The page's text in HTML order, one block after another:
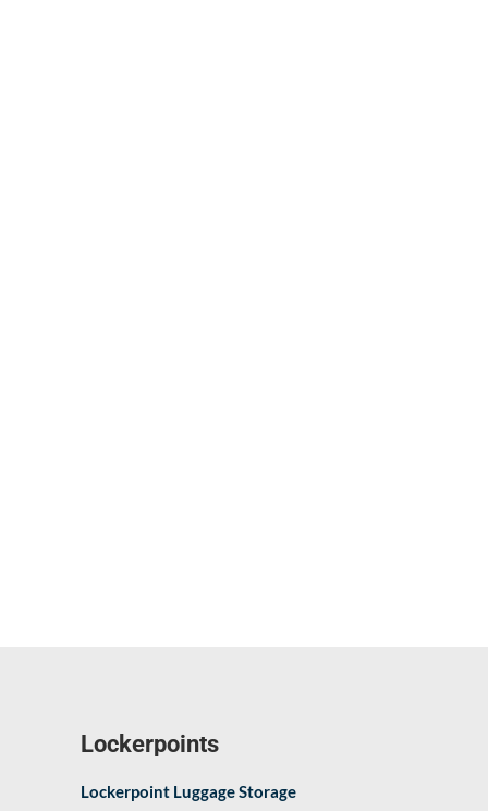
Lockerpoints
Lockerpoint Luggage Storage